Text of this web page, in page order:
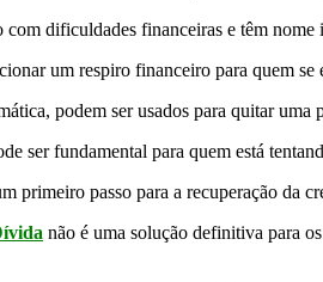
dificuldades financeiras e têm nome
um respiro financeiro para quem
podem ser usados para quitar uma
ser fundamental para quem está
primeiro passo para a recuperação
não é uma solução definitiva para